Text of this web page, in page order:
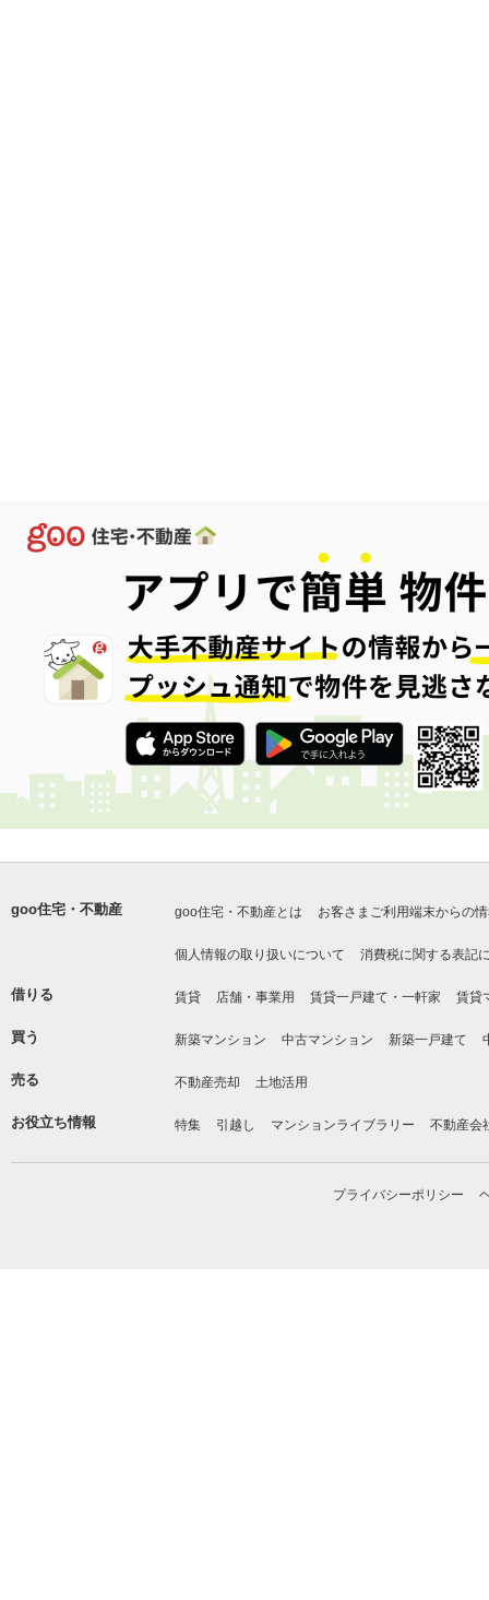
goo住宅・不動産 goo住宅・不動産とは お客さまご利用端末からの
個人情報の取り扱いについて 消費税に関する表記
借りる 賃貸 店舗・事業用 賃貸一戸建て・一軒家 賃貸
買う 新築マンション 中古マンション 新築一戸建て
売る 不動産売却 土地活用
お役立ち情報 特集 引越し マンションライブラリー 不動産会
プライバシーポリシー